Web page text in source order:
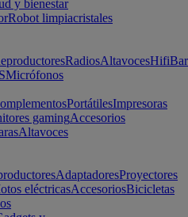
y bienestar
Robot limpiacristales
RadiosAltavocesHifi
Micrófonos
PortátilesImpresoras
gamingAccesorios
Altavoces
AdaptadoresProyectores
eléctricasAccesoriosBicicletas